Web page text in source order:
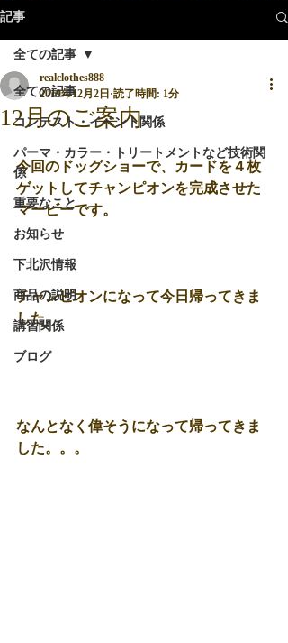
記事
全ての記事
コンテスト・イベント関係
パーマ・カラー・トリートメントなど技術関
係
重要なこと
お知らせ
下北沢情報
商品の説明
講習関係
ブログ
全ての記事
12月のご案内
realclothes888
2019年12月2日 読了時間: 1分
今回のドッグショーで、カードを４枚
ゲットしてチャンピオンを完成させた
マービーです。
チャンピオンになって今日帰ってきま
した。
なんとなく偉そうになって帰ってきま
した。。。